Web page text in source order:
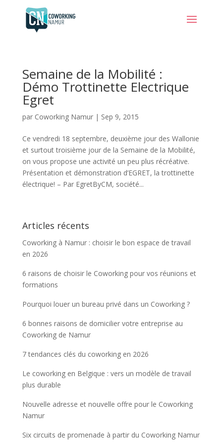
Semaine de la Mobilité :
Démo Trottinette Electrique
Egret
par Coworking Namur| Sep 9, 2015
Ce vendredi 18 septembre, deuxième jour des Wallonie
et surtout troisième jour de la Semaine de la Mobilité,
on vous propose une activité un peu plus récréative.
Présentation et démonstration d’EGRET, la trottinette
électrique! – Par EgretByCM, société...
Articles récents
Coworking à Namur : choisir le bon espace de travail
en 2026
6 raisons de choisir le Coworking pour vos réunions et
formations
Pourquoi louer un bureau privé dans un Coworking ?
6 bonnes raisons de domicilier votre entreprise au
Coworking de Namur
7 tendances clés du coworking en 2026
Le coworking en Belgique : vers un modèle de travail
plus durable
Nouvelle adresse et nouvelle offre pour le Coworking
Namur
Six circuits de promenade à partir du Coworking Namur